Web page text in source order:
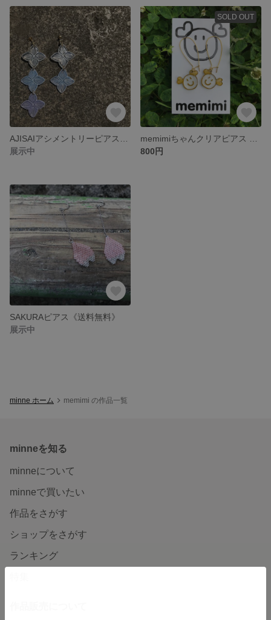
展示中
SOLD OUT
800円
SAKURAピアス《送料無料》
展示中
minne ホーム memimi の作品一覧
minneを知る
minneについて
minneで買いたい
作品をさがす
ショップをさがす
ランキング